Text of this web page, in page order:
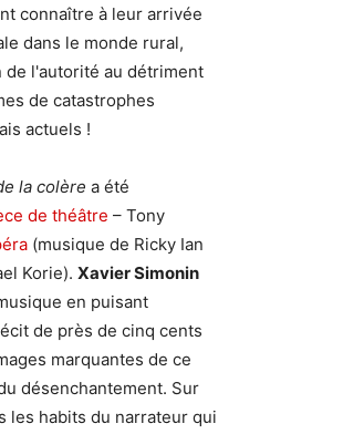
connaître à leur arrivée
dans le monde rural,
l'autorité au détriment
de catastrophes
actuels !
la colère a été
de théâtre – Tony
(musique de Ricky Ian
Korie). Xavier Simonin
en puisant
de près de cinq cents
marquantes de ce
désenchantement. Sur
les habits du narrateur qui